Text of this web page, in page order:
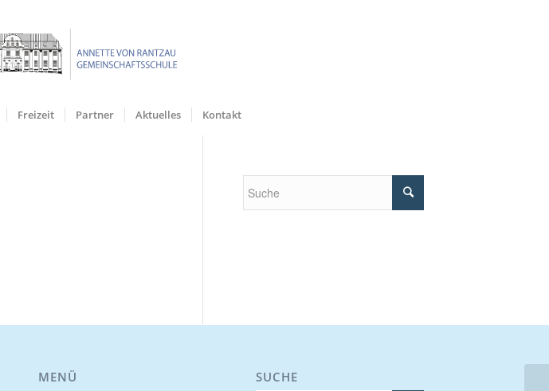
Freizeit Partner Aktuelles Kontakt
MENÜ SUCHE